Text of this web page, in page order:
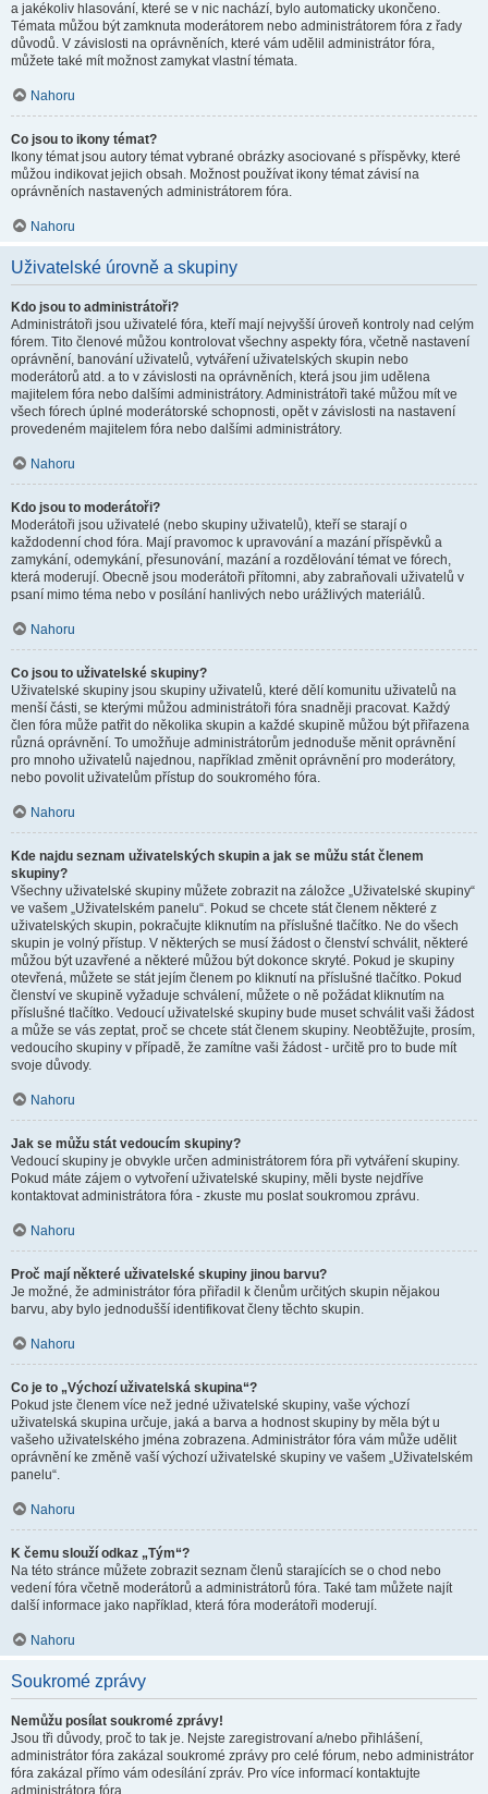
a jakékoliv hlasování, které se v nic nachází, bylo automaticky ukončeno.
Témata můžou být zamknuta moderátorem nebo administrátorem fóra z řady
důvodů. V závislosti na oprávněních, které vám udělil administrátor fóra,
můžete také mít možnost zamykat vlastní témata.
Nahoru
Co jsou to ikony témat?
Ikony témat jsou autory témat vybrané obrázky asociované s příspěvky, které
můžou indikovat jejich obsah. Možnost používat ikony témat závisí na
oprávněních nastavených administrátorem fóra.
Nahoru
Uživatelské úrovně a skupiny
Kdo jsou to administrátoři?
Administrátoři jsou uživatelé fóra, kteří mají nejvyšší úroveň kontroly nad celým
fórem. Tito členové můžou kontrolovat všechny aspekty fóra, včetně nastavení
oprávnění, banování uživatelů, vytváření uživatelských skupin nebo
moderátorů atd. a to v závislosti na oprávněních, která jsou jim udělena
majitelem fóra nebo dalšími administrátory. Administrátoři také můžou mít ve
všech fórech úplné moderátorské schopnosti, opět v závislosti na nastavení
provedeném majitelem fóra nebo dalšími administrátory.
Nahoru
Kdo jsou to moderátoři?
Moderátoři jsou uživatelé (nebo skupiny uživatelů), kteří se starají o
každodenní chod fóra. Mají pravomoc k upravování a mazání příspěvků a
zamykání, odemykání, přesunování, mazání a rozdělování témat ve fórech,
která moderují. Obecně jsou moderátoři přítomni, aby zabraňovali uživatelů v
psaní mimo téma nebo v posílání hanlivých nebo urážlivých materiálů.
Nahoru
Co jsou to uživatelské skupiny?
Uživatelské skupiny jsou skupiny uživatelů, které dělí komunitu uživatelů na
menší části, se kterými můžou administrátoři fóra snadněji pracovat. Každý
člen fóra může patřit do několika skupin a každé skupině můžou být přiřazena
různá oprávnění. To umožňuje administrátorům jednoduše měnit oprávnění
pro mnoho uživatelů najednou, například změnit oprávnění pro moderátory,
nebo povolit uživatelům přístup do soukromého fóra.
Nahoru
Kde najdu seznam uživatelských skupin a jak se můžu stát členem
skupiny?
Všechny uživatelské skupiny můžete zobrazit na záložce „Uživatelské skupiny“
ve vašem „Uživatelském panelu“. Pokud se chcete stát členem některé z
uživatelských skupin, pokračujte kliknutím na příslušné tlačítko. Ne do všech
skupin je volný přístup. V některých se musí žádost o členství schválit, některé
můžou být uzavřené a některé můžou být dokonce skryté. Pokud je skupiny
otevřená, můžete se stát jejím členem po kliknutí na příslušné tlačítko. Pokud
členství ve skupině vyžaduje schválení, můžete o ně požádat kliknutím na
příslušné tlačítko. Vedoucí uživatelské skupiny bude muset schválit vaši žádost
a může se vás zeptat, proč se chcete stát členem skupiny. Neobtěžujte, prosím,
vedoucího skupiny v případě, že zamítne vaši žádost - určitě pro to bude mít
svoje důvody.
Nahoru
Jak se můžu stát vedoucím skupiny?
Vedoucí skupiny je obvykle určen administrátorem fóra při vytváření skupiny.
Pokud máte zájem o vytvoření uživatelské skupiny, měli byste nejdříve
kontaktovat administrátora fóra - zkuste mu poslat soukromou zprávu.
Nahoru
Proč mají některé uživatelské skupiny jinou barvu?
Je možné, že administrátor fóra přiřadil k členům určitých skupin nějakou
barvu, aby bylo jednodušší identifikovat členy těchto skupin.
Nahoru
Co je to „Výchozí uživatelská skupina“?
Pokud jste členem více než jedné uživatelské skupiny, vaše výchozí
uživatelská skupina určuje, jaká a barva a hodnost skupiny by měla být u
vašeho uživatelského jména zobrazena. Administrátor fóra vám může udělit
oprávnění ke změně vaší výchozí uživatelské skupiny ve vašem „Uživatelském
panelu“.
Nahoru
K čemu slouží odkaz „Tým“?
Na této stránce můžete zobrazit seznam členů starajících se o chod nebo
vedení fóra včetně moderátorů a administrátorů fóra. Také tam můžete najít
další informace jako například, která fóra moderátoři moderují.
Nahoru
Soukromé zprávy
Nemůžu posílat soukromé zprávy!
Jsou tři důvody, proč to tak je. Nejste zaregistrovaní a/nebo přihlášení,
administrátor fóra zakázal soukromé zprávy pro celé fórum, nebo administrátor
fóra zakázal přímo vám odesílání zpráv. Pro více informací kontaktujte
administrátora fóra.